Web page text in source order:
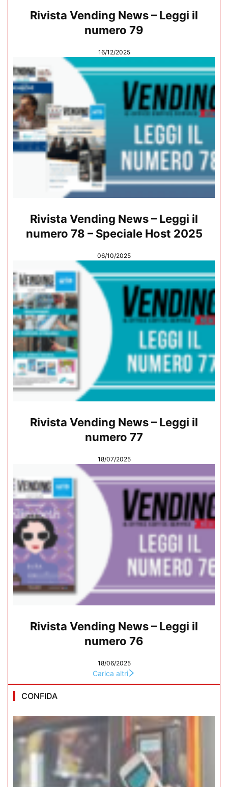
Rivista Vending News – Leggi il
numero 79
16/12/2025
Rivista Vending News – Leggi il
numero 78 – Speciale Host 2025
06/10/2025
Rivista Vending News – Leggi il
numero 77
18/07/2025
Rivista Vending News – Leggi il
numero 76
18/06/2025
Carica altri
CONFIDA